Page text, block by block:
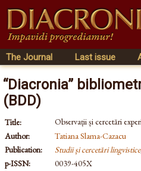
The Journal Last issue
“Diacronia”
(BDD)
Title:
Observații și cercetări
Author:
Tatiana Slama-Cazacu
Publication:
Studii și cercetări lingvistice
p-ISSN:
0039-405X